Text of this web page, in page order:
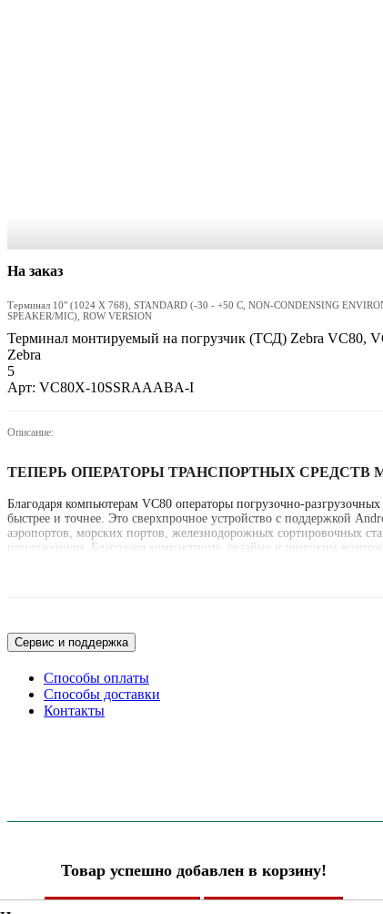
На заказ
Терминал 10" (1024 X 768), STANDARD (-30 - +50 C, NON-CONDENSING
SPEAKER/MIC), ROW VERSION
Терминал монтируемый на погрузчик (ТСД) Zebra VC80,
Zebra
5
Арт: VC80X-10SSRAAABA-I
Описание:
ТЕПЕРЬ ОПЕРАТОРЫ ТРАНСПОРТНЫХ
Благодаря компьютерам VC80 операторы погрузочно-
быстрее и точнее. Это сверхпрочное устройство с поддержкой
аэропортов, морских портов, железнодорожных сортировочных
приложениям. Благодаря компактному дизайну и широким
Сервис и поддержка
Способы оплаты
Способы доставки
Контакты
Товар успешно добавлен в корзину!